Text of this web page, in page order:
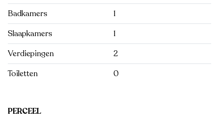
Badkamers
1
Slaapkamers
1
Verdiepingen
2
Toiletten
0
PERCEEL